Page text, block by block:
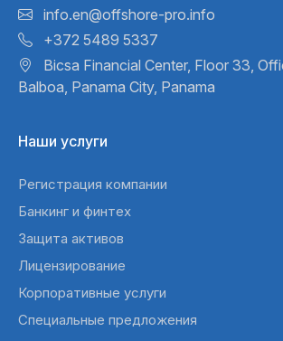
info.en@offshore-pro.info
+372 5489 5337
Bicsa Financial Center, Floor 33,
Balboa, Panama City, Panama
Наши услуги
Регистрация компании
Банкинг и финтех
Защита активов
Лицензирование
Корпоративные услуги
Специальные предложения